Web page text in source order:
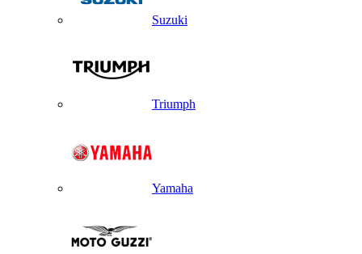
Suzuki
Triumph
Yamaha